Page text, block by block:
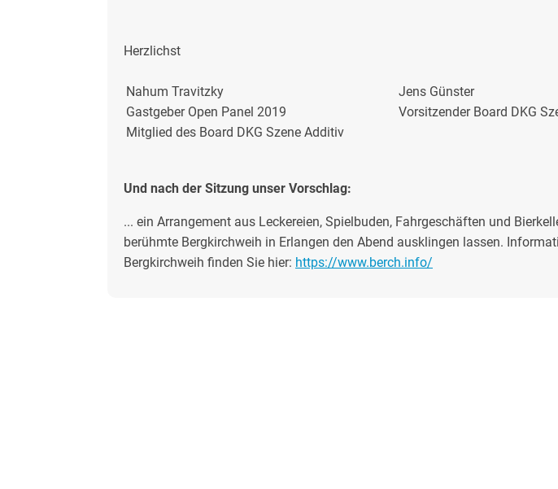
Herzlichst
Nahum Travitzky
Gastgeber Open Panel 2019
Mitglied des Board DKG Szene Additiv
Jens Günster
Vorsitzender Board DKG
Und nach der Sitzung unser Vorschlag:
... ein Arrangement aus Leckereien, Spielbuden, Fahrgeschäften und
berühmte Bergkirchweih in Erlangen den Abend ausklingen lassen.
Bergkirchweih finden Sie hier: https://www.berch.info/